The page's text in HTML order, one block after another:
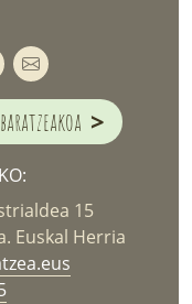
>
15
Euskal Herria